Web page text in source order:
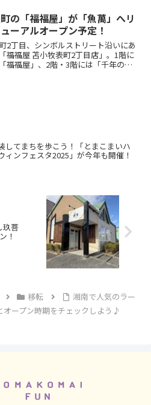
化に伴い、2026年10月15日（木）で
させていた...
の「福福屋」が「魚萬」へリ
ーアルオープン予定！
2丁目、シンボルストリート沿いにあ
福福屋 苫小牧表町2丁目店」。1階に
福福屋」、2階・3階には「千年の
してまちを歩こう！「とまこまいハ
ィンフェスタ2025」が今年も開催！
玖菩
！
移転
湘南で人気のラー
オープン時期をチェックしよう♪